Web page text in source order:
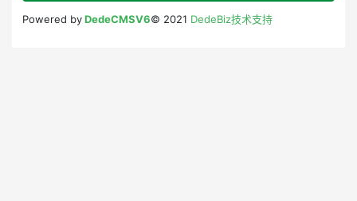
Powered byDedeCMSV6© 2021 DedeBiz技术支持